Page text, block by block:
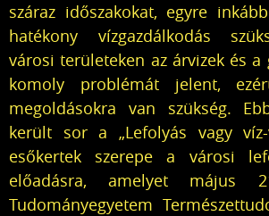
száraz időszakokat, egyre
hatékony vízgazdálkodás
városi területeken az árvizek és a
komoly problémát jelent,
megoldásokra van szükség.
került sor a „Lefolyás vagy víz-
esőkertek szerepe a városi
előadásra, amelyet május
Tudományegyetem